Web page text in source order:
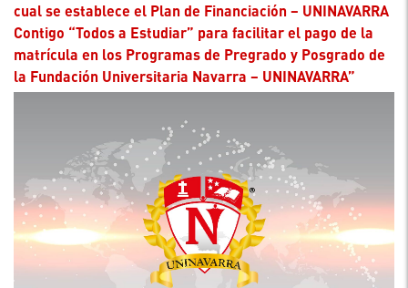
cual se establece el Plan de Financiación – UNINAVARRA
Contigo “Todos a Estudiar” para facilitar el pago de la
matrícula en los Programas de Pregrado y Posgrado de
la Fundación Universitaria Navarra – UNINAVARRA”